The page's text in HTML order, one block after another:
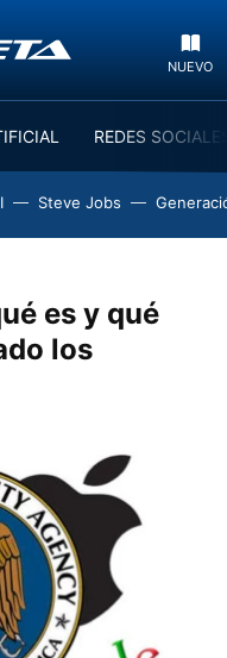
NUEVO
REDES
Steve Jobs
es y qué
los